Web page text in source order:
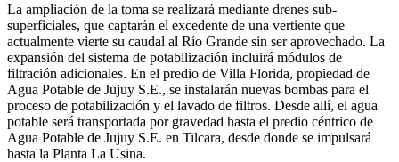
La ampliación de la toma se realizará mediante drenes sub-
superficiales, que captarán el excedente de una vertiente que
actualmente vierte su caudal al Río Grande sin ser aprovechado. La
expansión del sistema de potabilización incluirá módulos de
filtración adicionales. En el predio de Villa Florida, propiedad de
Agua Potable de Jujuy S.E., se instalarán nuevas bombas para el
proceso de potabilización y el lavado de filtros. Desde allí, el agua
potable será transportada por gravedad hasta el predio céntrico de
Agua Potable de Jujuy S.E. en Tilcara, desde donde se impulsará
hasta la Planta La Usina.